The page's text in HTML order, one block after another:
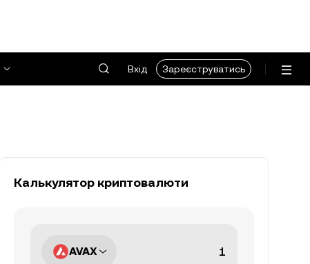
Вхід Зареєструватись
Калькулятор криптовалюти
AVAX